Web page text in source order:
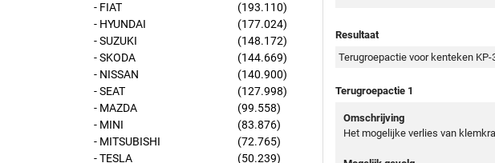
- FIAT
(193.110)
- HYUNDAI
(177.024)
- SUZUKI
(148.172)
- SKODA
(144.669)
- NISSAN
(140.900)
- SEAT
(127.998)
- MAZDA
(99.558)
- MINI
(83.876)
- MITSUBISHI
(72.765)
- TESLA
(50.239)
Resultaat
Terugroepactie voor kenteken KP-
Terugroepactie 1
Omschrijving
Het mogelijke verlies van